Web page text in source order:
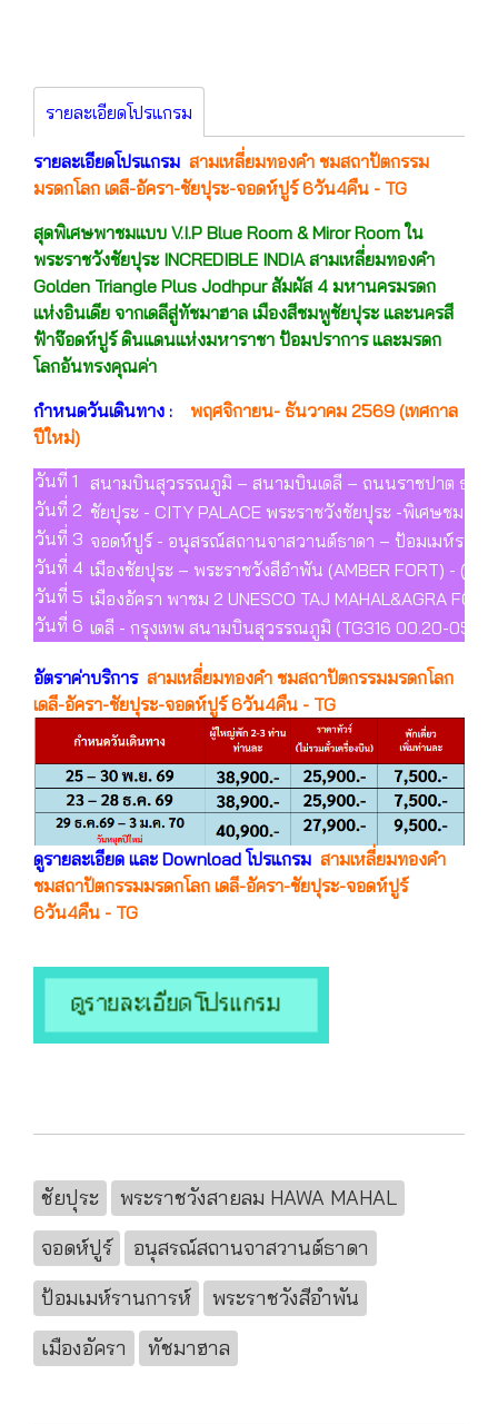
รายละเอียดโปรแกรม
รายละเอียดโปรแกรม สามเหลี่ยมทองคำ ชมสถาปัตกรรม
มรดกโลก เดลี-อัครา-ชัยปุระ-จอดห์ปูร์ 6วัน4คืน - TG
สุดพิเศษพาชมแบบ V.I.P Blue Room & Miror Room ใน
พระราชวังชัยปุระ INCREDIBLE INDIA สามเหลี่ยมทองคำ
Golden Triangle Plus Jodhpur สัมผัส 4 มหานครมรดก
แห่งอินเดีย จากเดลีสู่ทัชมาฮาล เมืองสีชมพูชัยปุระ และนครสี
ฟ้าจ๊อดห์ปูร์ ดินแดนแห่งมหาราชา ป้อมปราการ และมรดก
โลกอันทรงคุณค่า
กำหนดวันเดินทาง :
พฤศจิกายน- ธันวาคม 2569 (เทศกาล
ปีใหม่)
วันที่ 1
สนามบินสุวรรณภูมิ – สนามบินเดลี – ถนนราชปาต ธรรม
วันที่ 2 ชัยปุระ - CITY PALACE พระราชวังชัยปุระ -พิเศษชม
วันที่ 3 จอดห์ปูร์ - อนุสรณ์สถานจาสวานต์ธาดา – ป้อมเมห์รานก
วันที่ 4 เมืองชัยปุระ – พระราชวังสีอำพัน (AMBER FORT) -
วันที่ 5 เมืองอัครา พาชม 2 UNESCO TAJ MAHAL&AGRA
วันที่ 6 เดลี - กรุงเทพ สนามบินสุวรรณภูมิ (TG316 00.20-
อัตราค่าบริการ สามเหลี่ยมทองคำ ชมสถาปัตกรรมมรดกโลก
เดลี-อัครา-ชัยปุระ-จอดห์ปูร์ 6วัน4คืน - TG
ดูรายละเอียด และ Download โปรแกรม สามเหลี่ยมทองคำ
ชมสถาปัตกรรมมรดกโลก เดลี-อัครา-ชัยปุระ-จอดห์ปูร์
6วัน4คืน - TG
ชัยปุระ
พระราชวังสายลม HAWA MAHAL
จอดห์ปูร์
อนุสรณ์สถานจาสวานต์ธาดา
ป้อมเมห์รานการห์
พระราชวังสีอำพัน
เมืองอัครา
ทัชมาฮาล